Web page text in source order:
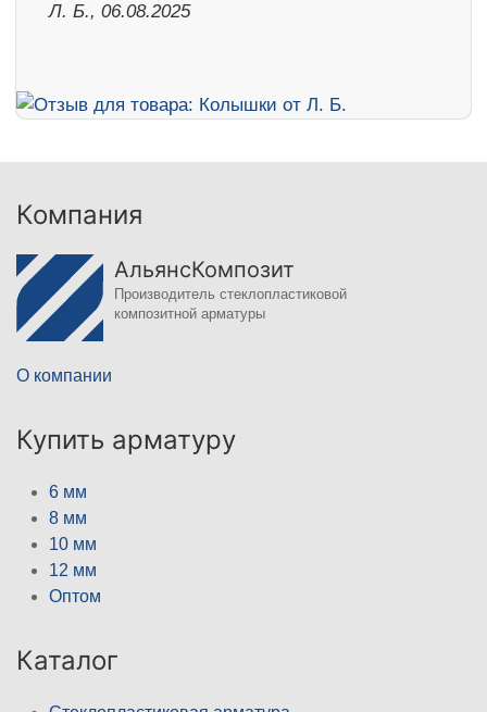
Л. Б., 06.08.2025
Компания
АльянсКомпозит
Производитель стеклопластиковой
композитной арматуры
О компании
Купить арматуру
6 мм
8 мм
10 мм
12 мм
Оптом
Каталог